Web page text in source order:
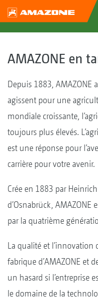
AMAZONE en
Depuis 1883, AMAZONE
agissent pour une
mondiale croissante,
toujours plus élevés.
est une réponse pour
carrière pour votre avenir.
Crée en 1883 par
d’Osnabrück,
par la quatrième
La qualité et
fabrique d’AMAZONE et
un hasard si l’entreprise
le domaine de la